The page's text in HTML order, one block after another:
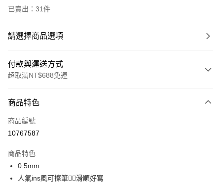
已賣出：31件
請選擇商品選項
付款與運送方式
超取滿NT$688免運
信用卡一次付款
超商取貨付款
Apple Pay
街口支付
商品特色
商品編號
10767587
商品特色
0.5mm
人氣ins風可擦筆👍🏻滑順好寫